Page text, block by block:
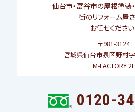
仙台市・富谷市の屋根塗装
街のリフォーム屋
お任せください
〒981-3124
宮城県仙台市泉区野村
M-FACTORY 2F
0120-